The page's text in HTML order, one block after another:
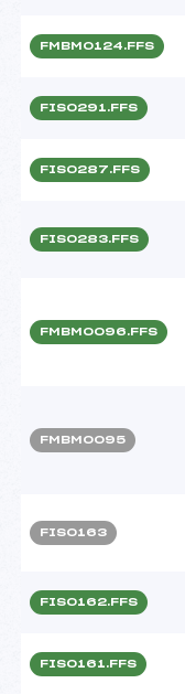
FMBM0124.FFS
FIS0291.FFS
FIS0287.FFS
FIS0283.FFS
FMBM0096.FFS
FMBM0095
FIS0163
FIS0162.FFS
FIS0161.FFS